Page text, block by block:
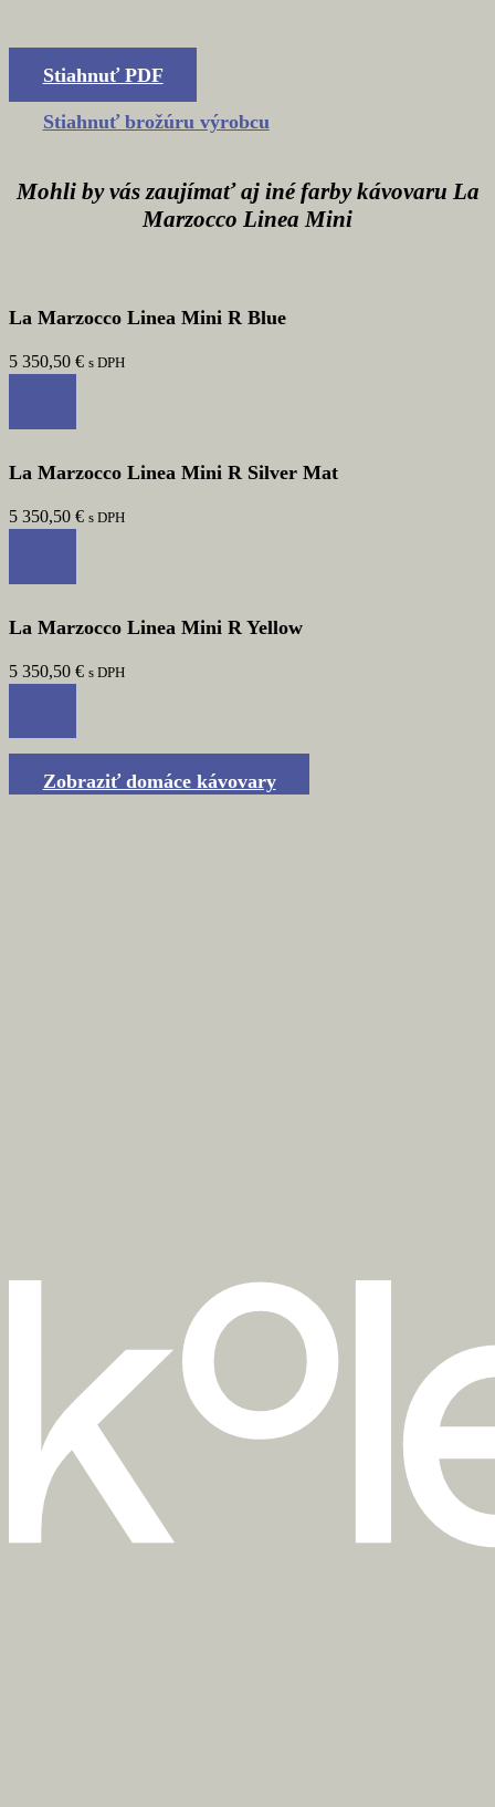
Stiahnuť PDF
Stiahnuť brožúru výrobcu
Mohli by vás zaujímať aj iné farby kávovaru La
Marzocco Linea Mini
La Marzocco Linea Mini R Blue
5 350,50 € s DPH
La Marzocco Linea Mini R Silver Mat
5 350,50 € s DPH
La Marzocco Linea Mini R Yellow
5 350,50 € s DPH
Zobraziť domáce kávovary